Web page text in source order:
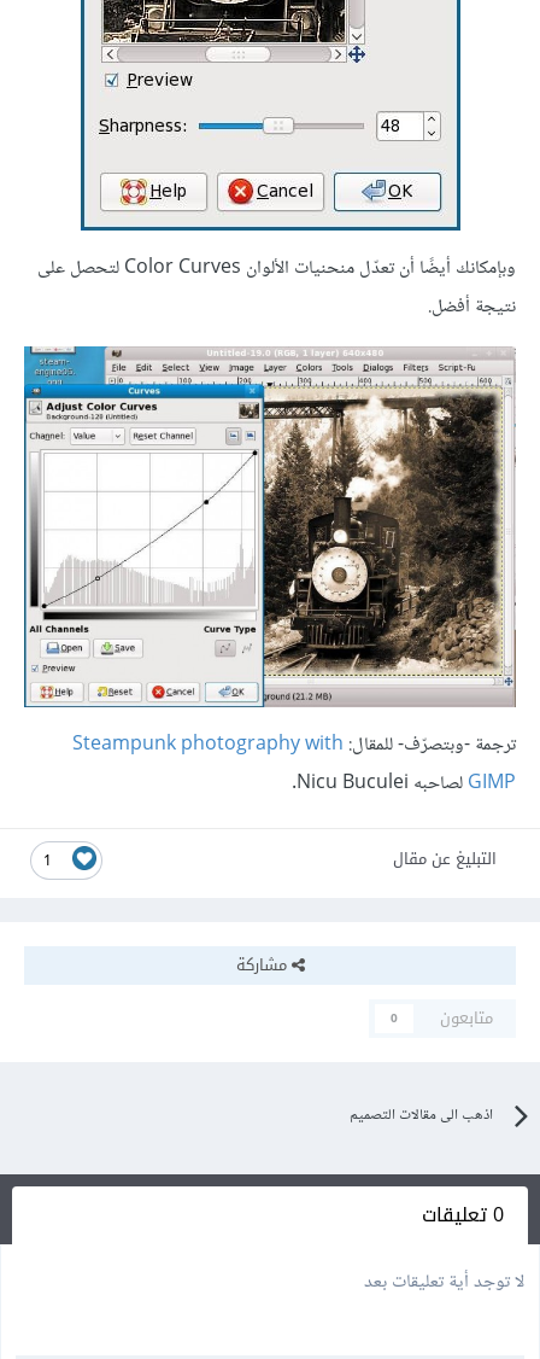
وبإمكانك أيضًا أن تعدّل منحنيات الألوان Color Curves لتحصل على
نتيجة أفضل.
ترجمة -وبتصرّف- للمقال: Steampunk photography with
GIMPلصاحبه Nicu Buculei.
1 التبليغ عن مقال
مشاركة
متابعون
0
اذهب الى مقالات التصميم
0 تعليقات
لا توجد أية تعليقات بعد